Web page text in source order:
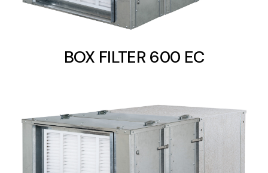
BOX FILTER 600 EC